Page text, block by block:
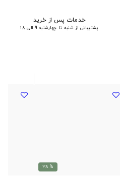
خدمات پس از خرید
پشتیبانی از شنبه تا چهارشنبه 9 الی 18
% 38